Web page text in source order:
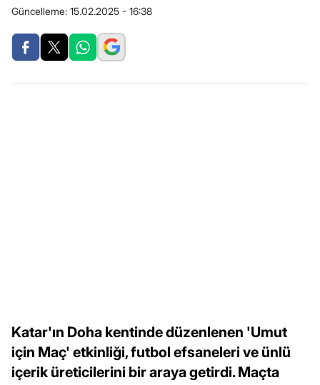
Güncelleme: 15.02.2025 - 16:38
Katar'ın Doha kentinde düzenlenen 'Umut
için Maç' etkinliği, futbol efsaneleri ve ünlü
içerik üreticilerini bir araya getirdi. Maçta